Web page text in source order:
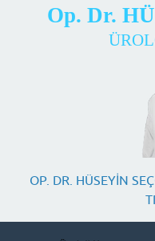
Op. Dr.
OP. DR. HÜSEYİN